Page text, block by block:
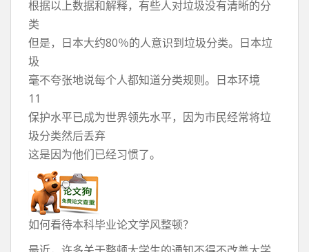
根据以上数据和解释，有些人对垃圾没有清晰的分
类
但是，日本大约80％的人意识到垃圾分类。日本垃
圾
毫不夸张地说每个人都知道分类规则。日本环境
11
保护水平已成为世界领先水平，因为市民经常将垃
圾分类然后丢弃
这是因为他们已经习惯了。
如何看待本科毕业论文学风整顿？